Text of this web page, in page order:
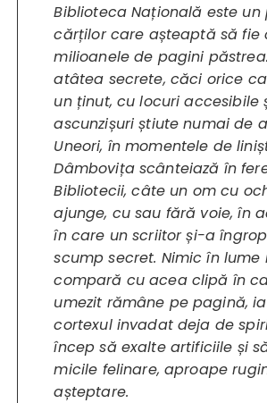
Biblioteca Națională este
cărților care așteaptă să fie
milioanele de pagini
atâtea secrete, căci orice
un ținut, cu locuri accesibile
ascunzișuri știute numai de
Uneori, în momentele de
Dâmbovița scânteiază în
Bibliotecii, câte un om cu
ajunge, cu sau fără voie, în
în care un scriitor și-a
scump secret. Nimic în lume
compară cu acea clipă în
umezit rămâne pe pagină,
cortexul invadat deja de
încep să exalte artificiile și
micile felinare, aproape
așteptare.